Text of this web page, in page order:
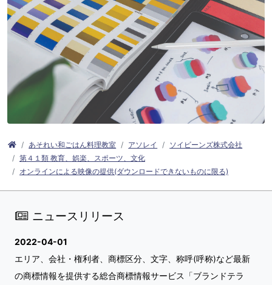
あそれい和ごはん料理教室 アソレイ
ソイビーンズ株式会社
第４１類 教育、娯楽、スポーツ、文化
オンラインによる映像の提供(ダウンロードできないものに限る)
ニュースリリース
2022-04-01
エリア、会社・権利者、商標区分、文字、称呼(呼称)など最新
の商標情報を提供する総合商標情報サービス「ブランドテラ